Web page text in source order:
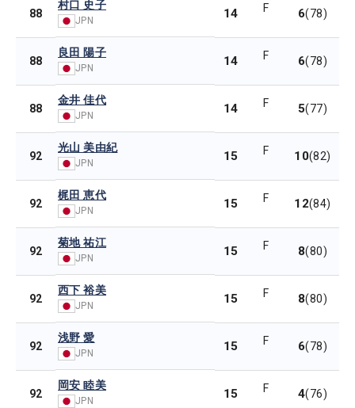
88
村口 史子
JPN 14 F 6(78)
88
良田 陽子
JPN 14 F 6(78)
88
金井 佳代
JPN 14 F 5(77)
92
光山 美由紀
JPN 15 F 10(82)
92
梶田 恵代
JPN 15 F 12(84)
92
菊地 祐江
JPN 15 F 8(80)
92
西下 裕美
JPN 15 F 8(80)
92
浅野 愛
JPN 15 F 6(78)
92
岡安 睦美
JPN 15 F 4(76)